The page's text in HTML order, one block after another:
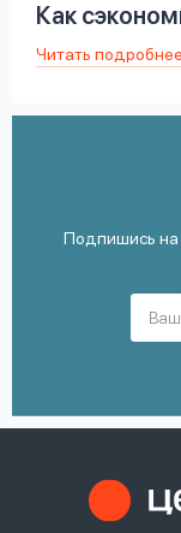
Как
Читать подробнее
Подпишись на